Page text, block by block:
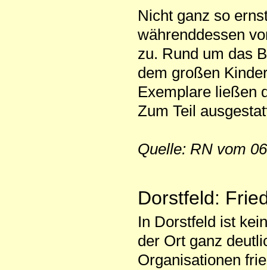
Nicht ganz so
währenddessen
zu. Rund um das
dem großen
Exemplare ließen
Zum Teil
Quelle: RN vom
Dorstfeld:
In Dorstfeld ist
der Ort ganz
Organisationen